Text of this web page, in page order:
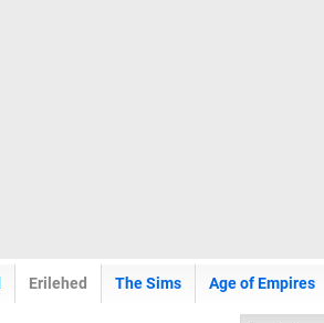
Erilehed The Sims Age of Empires